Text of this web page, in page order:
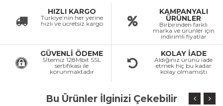
HIZLI KARGO
Türkiye’nin her yerine
hızlı ve ücretsiz kargo
KAMPANYALI
ÜRÜNLER
Birbirinden farklı
marka ve ürünler için
indirimli fiyatlar
GÜVENLİ ÖDEME
Sİtemiz 128Mbit SSL
sertifikası ile
korunmaktadır
KOLAY İADE
Aldığınız ürünü iade
etmek hiç bu kadar
kolay olmamıştı
Bu Ürünler İlginizi Çekebilir